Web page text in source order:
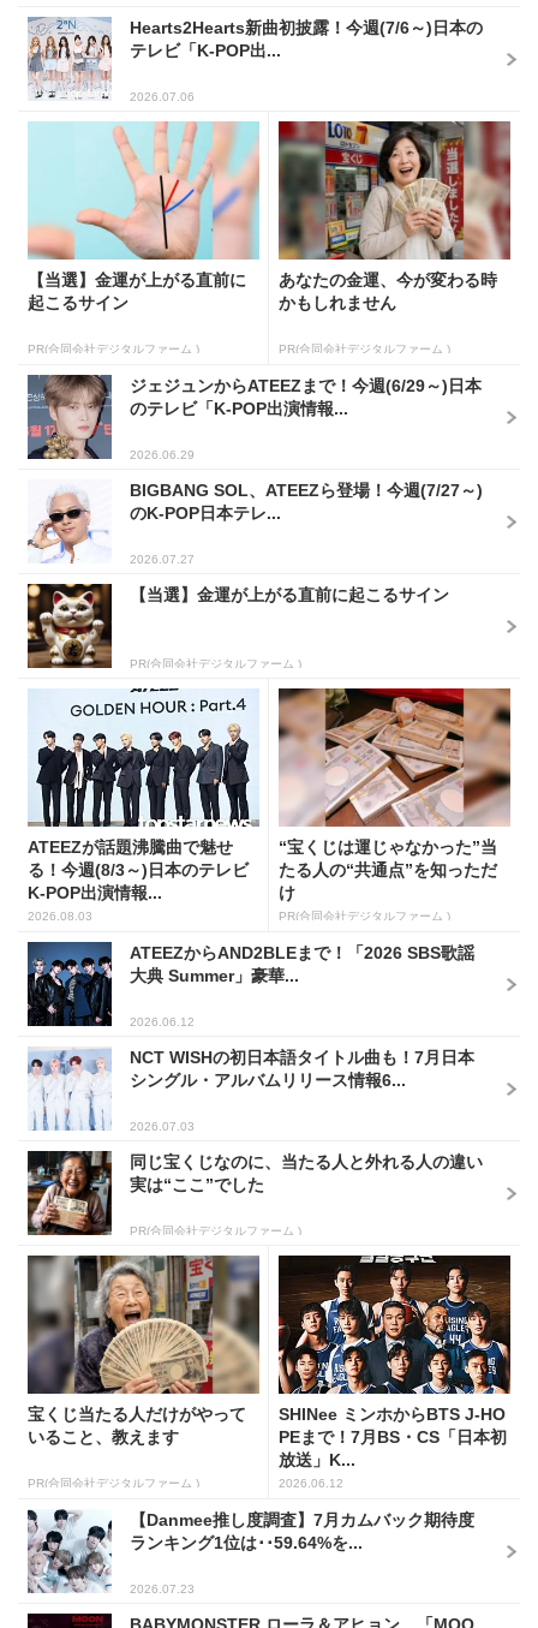
Hearts2Hearts新曲初披露！今週(7/6～)日本の
テレビ「K-POP出...
2026.07.06
【当選】金運が上がる直前に
起こるサイン
PR(合同会社デジタルファーム )
あなたの金運、今が変わる時
かもしれません
PR(合同会社デジタルファーム )
ジェジュンからATEEZまで！今週(6/29～)日本
のテレビ「K-POP出演情報...
2026.06.29
BIGBANG SOL、ATEEZら登場！今週(7/27～)
のK-POP日本テレ...
2026.07.27
【当選】金運が上がる直前に起こるサイン
PR(合同会社デジタルファーム )
ATEEZが話題沸騰曲で魅せ
る！今週(8/3～)日本のテレビ
K-POP出演情報...
2026.08.03
“宝くじは運じゃなかった”当
たる人の“共通点”を知っただ
け
PR(合同会社デジタルファーム )
ATEEZからAND2BLEまで！「2026 SBS歌謡
大典 Summer」豪華...
2026.06.12
NCT WISHの初日本語タイトル曲も！7月日本
シングル・アルバムリリース情報6...
2026.07.03
同じ宝くじなのに、当たる人と外れる人の違い
実は“ここ”でした
PR(合同会社デジタルファーム )
宝くじ当たる人だけがやって
いること、教えます
PR(合同会社デジタルファーム )
SHINee ミンホからBTS J-HO
PEまで！7月BS・CS「日本初
放送」K...
2026.06.12
【Danmee推し度調査】7月カムバック期待度
ランキング1位は･･59.64%を...
2026.07.23
BABYMONSTER ローラ＆アヒョン、「MOO